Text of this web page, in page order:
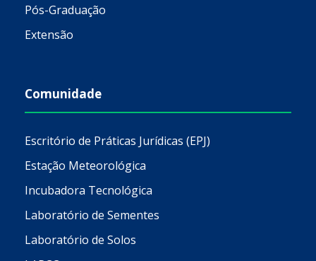
Pós-Graduação
Extensão
Comunidade
Escritório de Práticas Jurídicas (EPJ)
Estação Meteorológica
Incubadora Tecnológica
Laboratório de Sementes
Laboratório de Solos